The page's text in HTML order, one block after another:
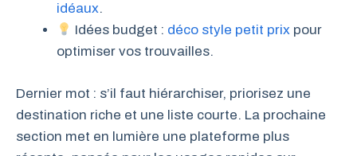
idéaux.
Idées budget : déco style petit prix pour
optimiser vos trouvailles.
Dernier mot : s’il faut hiérarchiser, priorisez une
destination riche et une liste courte. La prochaine
section met en lumière une plateforme plus